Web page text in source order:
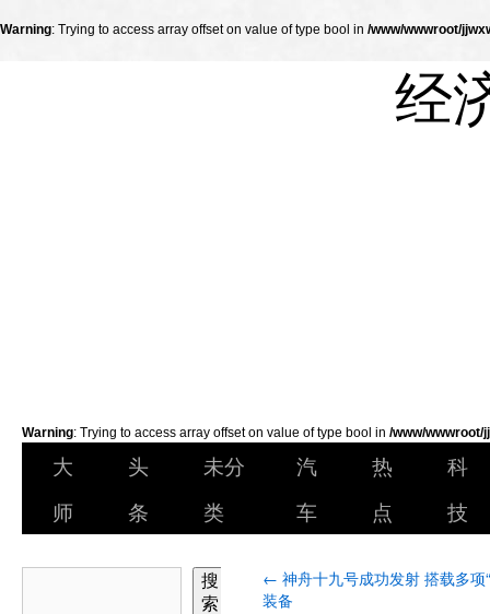
Warning: Trying to access array offset on value of type bool in /www/wwwroot/
经
Warning: Trying to access array offset on value of type bool in /www/wwwroot/
大
师
头
条
未分
类
汽
车
热
点
科
技
搜
索
← 神舟十九号成功发射 搭载多项
装备